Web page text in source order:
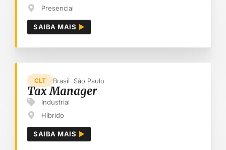
Presencial
SAIBA MAIS
Brasil São Paulo
CLT
Tax Manager
Industrial
Híbrido
SAIBA MAIS